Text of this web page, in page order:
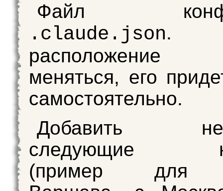
Файл
.claude.json.
меняться, его
самостоятельно.
Добавить
следующие
(пример для